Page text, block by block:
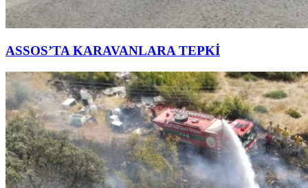
ASSOS’TA KARAVANLARA TEPKİ